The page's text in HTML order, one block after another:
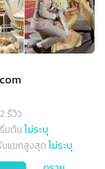
รีวิว
มต้นไม่ระบุ
แขกสูงสุดไม่ระบุ